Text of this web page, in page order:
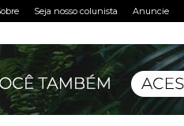
Seja nosso colunista Anuncie